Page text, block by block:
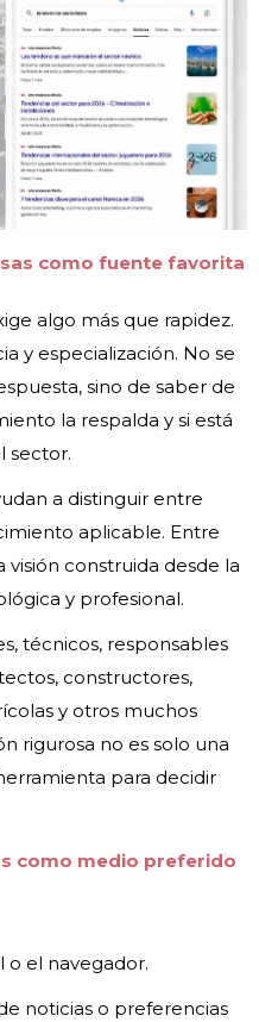
como fuente favorita
algo más que rapidez.
y especialización. No se
sino de saber de
la respalda y si está
sector.
a distinguir entre
aplicable. Entre
construida desde la
y profesional.
técnicos, responsables
constructores,
y otros muchos
rigurosa no es solo una
para decidir
como medio preferido
o el navegador.
noticias o preferencias